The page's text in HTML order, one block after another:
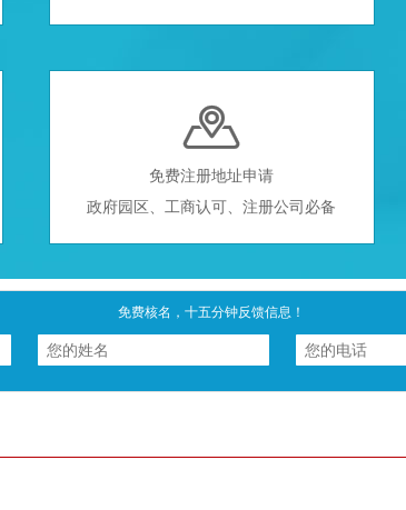

免费注册地址申请
政府园区、工商认可、注册公司必备
免费核名，十五分钟反馈信息！